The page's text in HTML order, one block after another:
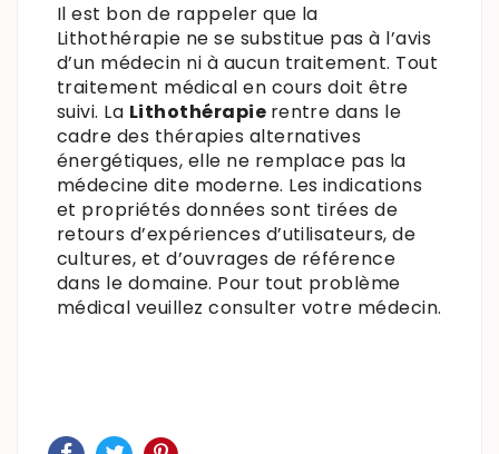
Il est bon de rappeler que la
Lithothérapie ne se substitue pas à l’avis
d’un médecin ni à aucun traitement. Tout
traitement médical en cours doit être
suivi. La Lithothérapie rentre dans le
cadre des thérapies alternatives
énergétiques, elle ne remplace pas la
médecine dite moderne. Les indications
et propriétés données sont tirées de
retours d’expériences d’utilisateurs, de
cultures, et d’ouvrages de référence
dans le domaine. Pour tout problème
médical veuillez consulter votre médecin.